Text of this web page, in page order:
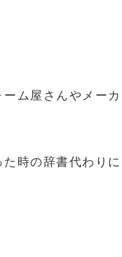
ム屋さんやメー
時の辞書代わりに